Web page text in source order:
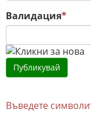
Валидация*
Въведете